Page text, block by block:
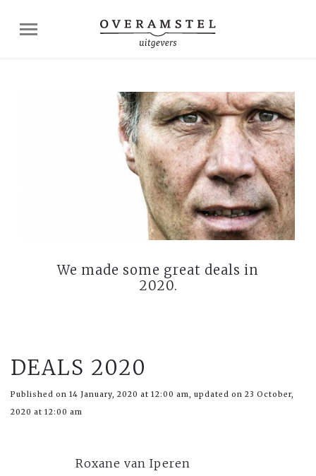
We made some great deals in
2020.
DEALS 2020
Published on 14 January, 2020 at 12:00 am, updated on 23 October,
2020 at 12:00 am
Roxane van Iperen